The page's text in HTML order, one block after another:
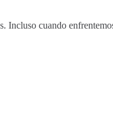
Incluso cuando